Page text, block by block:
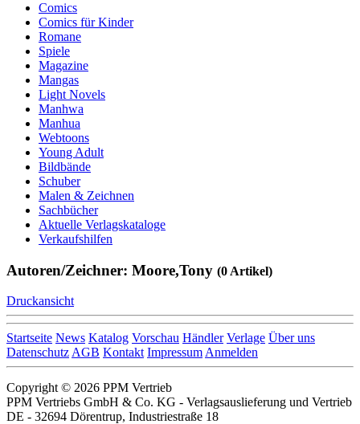
Comics
Comics für Kinder
Romane
Spiele
Magazine
Mangas
Light Novels
Manhwa
Manhua
Webtoons
Young Adult
Bildbände
Schuber
Malen & Zeichnen
Sachbücher
Aktuelle Verlagskataloge
Verkaufshilfen
Autoren/Zeichner: Moore,Tony (0 Artikel)
Druckansicht
Startseite News Katalog Vorschau Händler Verlage Über uns
DatenschutzAGB Kontakt ImpressumAnmelden
Copyright © 2026 PPM Vertrieb
PPM Vertriebs GmbH & Co. KG - Verlagsauslieferung und Vertrieb
DE - 32694 Dörentrup, Industriestraße 18